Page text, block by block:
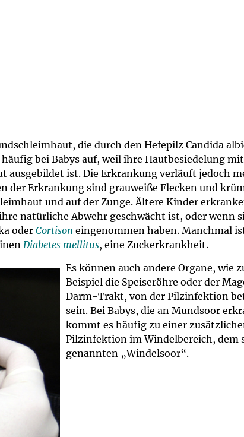
und Informationsflyer
die durch den Hefepilz Candida
bei Babys auf, weil ihre Hautbesiedelung mit
ausgebildet ist. Die Erkrankung verläuft jedoch
der Erkrankung sind grauweiße Flecken und
und auf der Zunge. Ältere Kinder
natürliche Abwehr geschwächt ist, oder wenn
oder Cortison eingenommen haben. Manchmal
Diabetes mellitus, eine Zuckerkrankheit.
Es können auch andere Organe, wie
Beispiel die Speiseröhre oder der
Darm-Trakt, von der Pilzinfektion
sein. Bei Babys, die an Mundsoor
kommt es häufig zu einer
Pilzinfektion im Windelbereich, dem
genannten „Windelsoor“.